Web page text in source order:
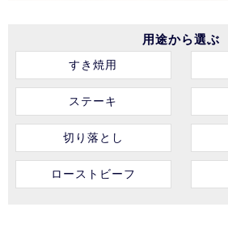
用途から選ぶ
すき焼用
ステーキ
切り落とし
ローストビーフ